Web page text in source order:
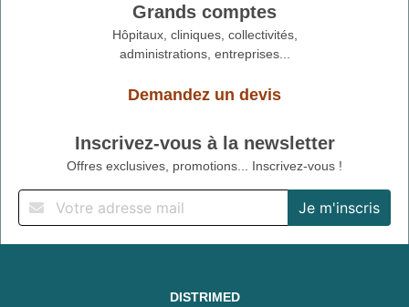
Grands comptes
Hôpitaux, cliniques, collectivités,
administrations, entreprises...
Demandez un devis
Inscrivez-vous à la newsletter
Offres exclusives, promotions... Inscrivez-vous !
DISTRIMED